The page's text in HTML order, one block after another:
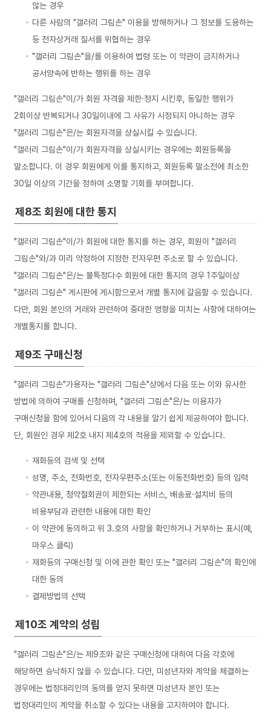
않는 경우
다른 사람의 "갤러리 그림손" 이용을 방해하거나 그 정보를 도용하는
등 전자상거래 질서를 위협하는 경우
"갤러리 그림손"을/를 이용하여 법령 또는 이 약관이 금지하거나
공서양속에 반하는 행위를 하는 경우
"갤러리 그림손"이/가 회원 자격을 제한·정지 시킨후, 동일한 행위가
2회이상 반복되거나 30일이내에 그 사유가 시정되지 아니하는 경우
"갤러리 그림손"은/는 회원자격을 상실시킬 수 있습니다.
"갤러리 그림손"이/가 회원자격을 상실시키는 경우에는 회원등록을
말소합니다. 이 경우 회원에게 이를 통지하고, 회원등록 말소전에 최소한
30일 이상의 기간을 정하여 소명할 기회를 부여합니다.
제8조 회원에 대한 통지
"갤러리 그림손"이/가 회원에 대한 통지를 하는 경우, 회원이 "갤러리
그림손"와/과 미리 약정하여 지정한 전자우편 주소로 할 수 있습니다.
"갤러리 그림손"은/는 불특정다수 회원에 대한 통지의 경우 1주일이상
"갤러리 그림손" 게시판에 게시함으로서 개별 통지에 갈음할 수 있습니다.
다만, 회원 본인의 거래와 관련하여 중대한 영향을 미치는 사항에 대하여는
개별통지를 합니다.
제9조 구매신청
"갤러리 그림손"가용자는 "갤러리 그림손"상에서 다음 또는 이와 유사한
방법에 의하여 구매를 신청하며, "갤러리 그림손"은/는 이용자가
구매신청을 함에 있어서 다음의 각 내용을 알기 쉽게 제공하여야 합니다.
단, 회원인 경우 제2호 내지 제4호의 적용을 제외할 수 있습니다.
재화등의 검색 및 선택
성명, 주소, 전화번호, 전자우편주소(또는 이동전화번호) 등의 입력
약관내용, 청약철회권이 제한되는 서비스, 배송료·설치비 등의
비용부담과 관련한 내용에 대한 확인
이 약관에 동의하고 위 3.호의 사항을 확인하거나 거부하는 표시(예,
마우스 클릭)
재화등의 구매신청 및 이에 관한 확인 또는 "갤러리 그림손"의 확인에
대한 동의
결제방법의 선택
제10조 계약의 성립
"갤러리 그림손"은/는 제9조와 같은 구매신청에 대하여 다음 각호에
해당하면 승낙하지 않을 수 있습니다. 다만, 미성년자와 계약을 체결하는
경우에는 법정대리인의 동의를 얻지 못하면 미성년자 본인 또는
법정대리인이 계약을 취소할 수 있다는 내용을 고지하여야 합니다.